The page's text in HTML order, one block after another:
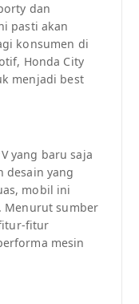
dan
pasti akan
konsumen di
Honda City
menjadi best
yang baru saja
desain yang
mobil ini
Menurut sumber
fitur
mesin